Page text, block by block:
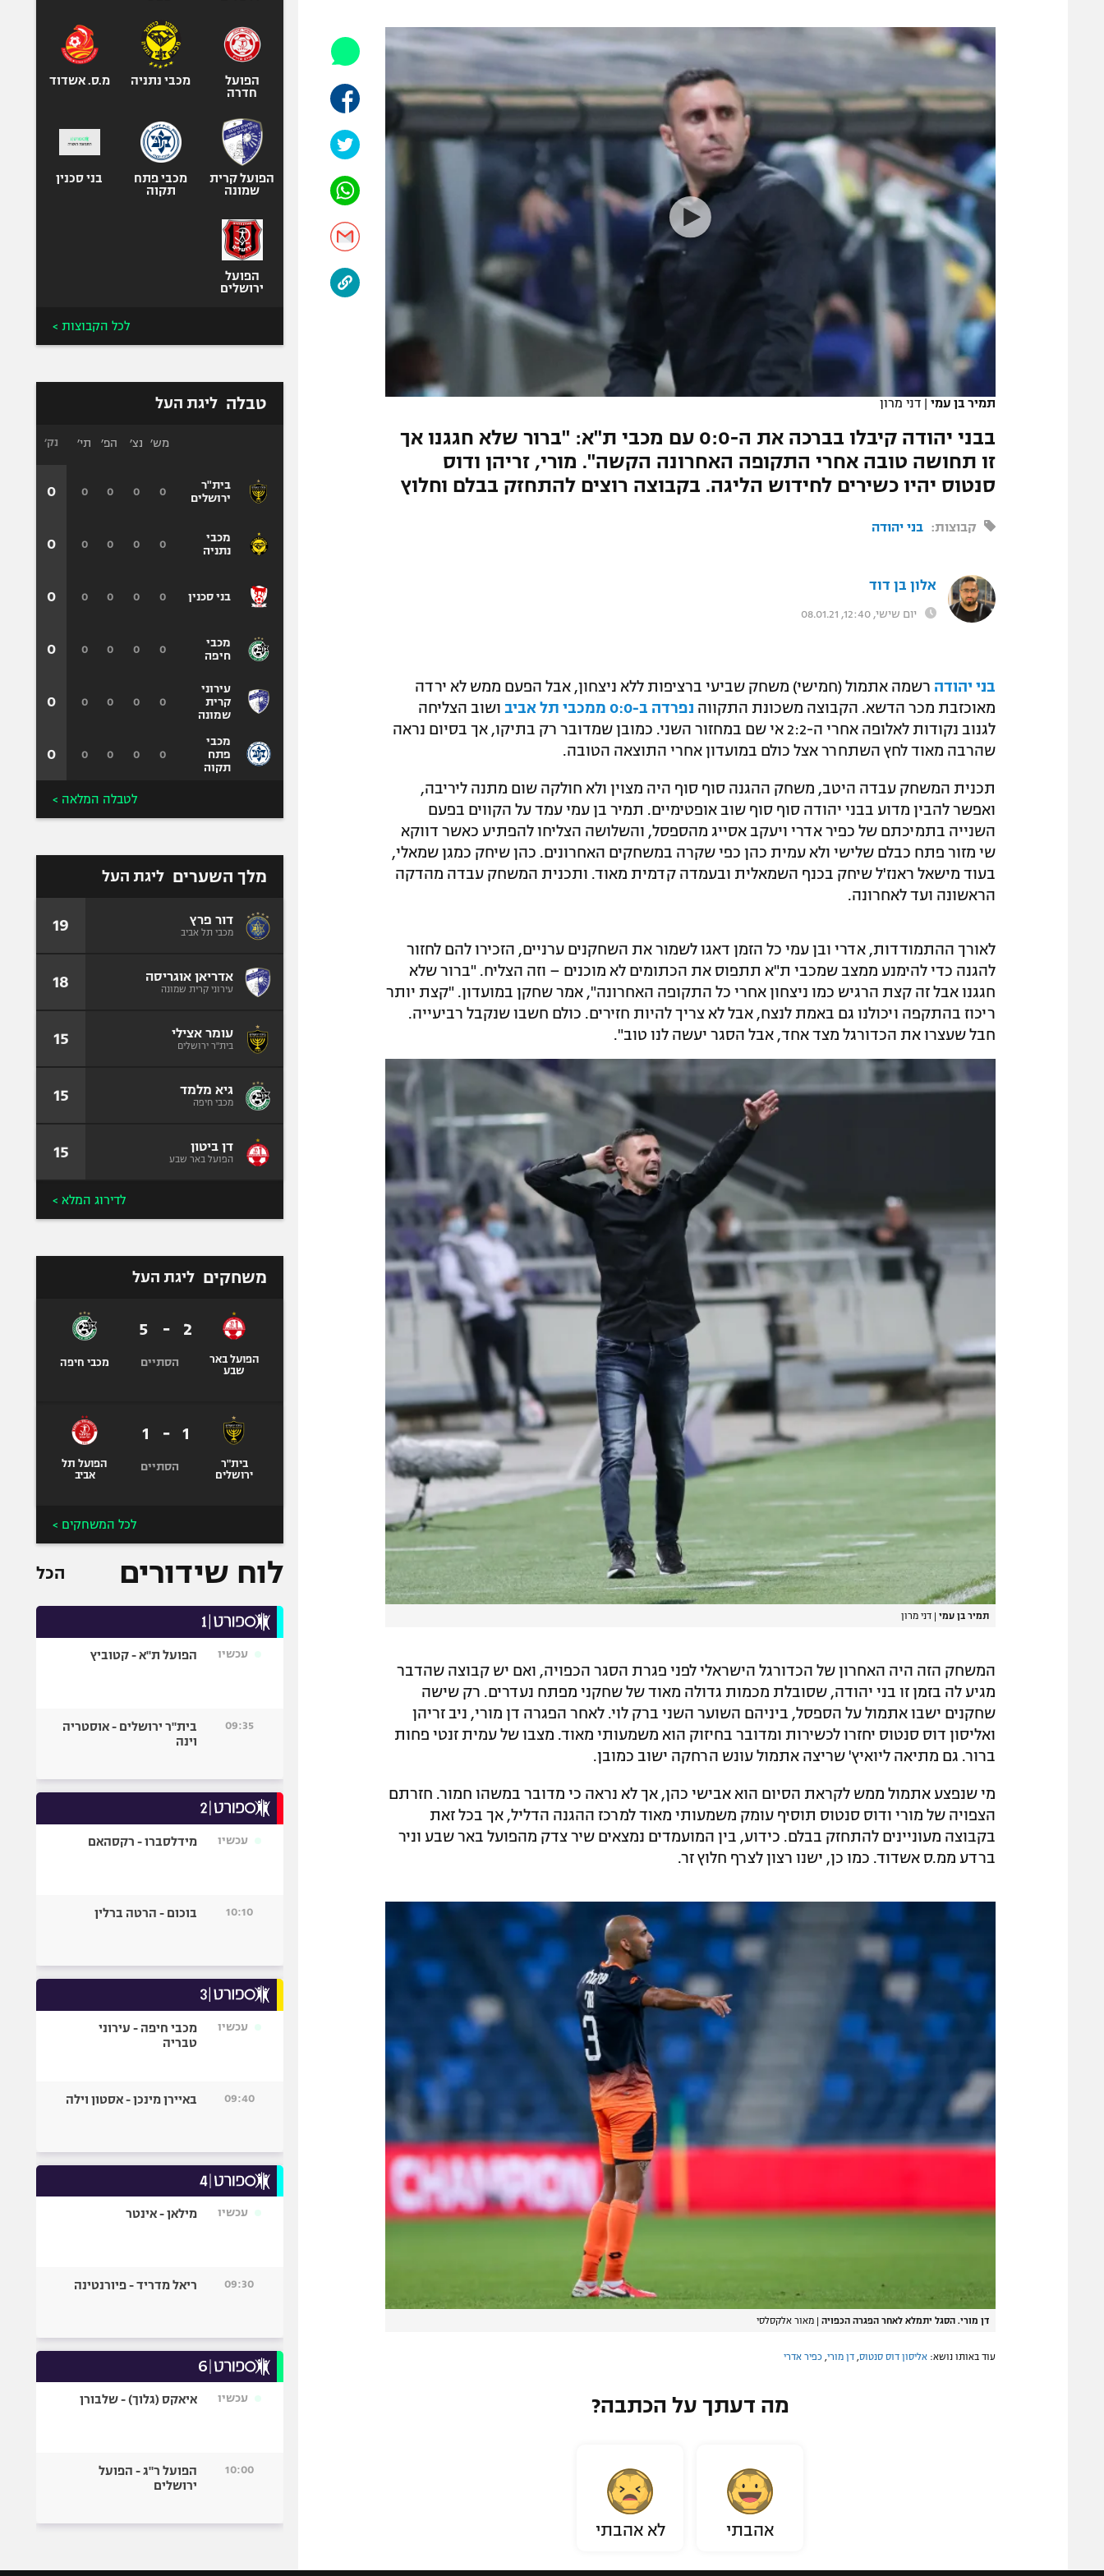
תקנון משתתפים וזוכים בפרסים
תקנון עבור פעילות אלקטרה
תקנון עבור פעילות ספורט 1 – "מרלן"
גיימינג E-Sports
תנאי שימוש
מדיניות פרטיות
תקנון פעילות ספורט 1
רשיון להקרנה פומבית לבית עסק
הצטרפות לחבילת הערוצים
לוח דרושים – ג'ובנט
הפועל תל אביב
הפועל באר שבע
מכבי נתניה
בני יהודה
ליגה סינית
ליגה ברזילאית
אופניים
ספורט מוטורי
כדורמים
בייסבול MLB
ספורט אתגרי
אומנויות לחימה
תמיר בן עמי | דני מרון
בבני יהודה קיבלו בברכה את ה-0:0 עם מכבי ת"א: "ברור שלא חגגנו אך
זו תחושה טובה אחרי התקופה האחרונה הקשה". מורי, זריהן ודוס
סנטוס יהיו כשירים לחידוש הליגה. בקבוצה רוצים להתחזק בבלם וחלוץ
קבוצות: בני יהודה
אלון בן דוד
יום שישי, 12:40, 08.01.21
בני יהודה רשמה אתמול (חמישי) משחק שביעי ברציפות ללא ניצחון, אבל הפעם ממש לא ירדה
מאוכזבת מכר הדשא. הקבוצה משכונת התקווה נפרדה ב-0:0 ממכבי תל אביב
ושוב הצליחה
לגנוב נקודות לאלופה אחרי ה-2:2 אי שם במחזור השני. כמובן שמדובר רק בתיקו, אך בסיום נראה
שהרבה מאוד לחץ השתחרר אצל כולם במועדון אחרי התוצאה הטובה.
תכנית המשחק עבדה היטב, משחק ההגנה סוף סוף היה מצוין ולא חולקה שום מתנה ליריבה,
ואפשר להבין מדוע בבני יהודה סוף סוף שוב אופטימיים. תמיר בן עמי עמד על הקווים בפעם
השנייה בתמיכתם של כפיר אדרי ויעקב אסייג מהספסל, והשלושה הצליחו להפתיע כאשר דווקא
שי מזור פתח כבלם שלישי ולא עמית כהן כפי שקרה במשחקים האחרונים. כהן שיחק כמגן שמאלי,
בעוד מישאל ראנז'ל שיחק בכנף השמאלית ובעמדה קדמית מאוד. ותכנית המשחק עבדה מהדקה
הראשונה ועד לאחרונה.
לאורך ההתמודדות, אדרי ובן עמי כל הזמן דאגו לשמור את השחקנים ערניים, הזכירו להם לחזור
להגנה כדי להימנע ממצב שמכבי ת"א תתפוס את הכתומים לא מוכנים – וזה הצליח. "ברור שלא
חגגנו אבל זה קצת הרגיש כמו ניצחון אחרי כל התקופה האחרונה", אמר שחקן במועדון. "קצת יותר
ריכוז בהתקפה ויכולנו גם באמת לנצח, אבל לא צריך להיות חזירים. כולם חשבו שנקבל רביעייה.
חבל שעצרו את הכדורגל מצד אחד, אבל הסגר יעשה לנו טוב".
תמיר בן עמי | דני מרון
המשחק הזה היה האחרון של הכדורגל הישראלי לפני פגרת הסגר הכפויה, ואם יש קבוצה שהדבר
מגיע לה בזמן זו בני יהודה, שסובלת מכמות גדולה מאוד של שחקני מפתח נעדרים. רק שישה
שחקנים ישבו אתמול על הספסל, ביניהם השוער השני ברק לוי. לאחר הפגרה דן מורי, ניב זריהן
ואליסון דוס סנטוס יחזרו לכשירות ומדובר בחיזוק הוא משמעותי מאוד. מצבו של עמית זנטי פחות
ברור. גם מתיאה ליואיץ' שריצה אתמול עונש הרחקה ישוב כמובן.
מי שנפצע אתמול ממש לקראת הסיום הוא אבישי כהן, אך לא נראה כי מדובר במשהו חמור. חזרתם
הצפויה של מורי ודוס סנטוס תוסיף עומק משמעותי מאוד למרכז ההגנה הדליל, אך בכל זאת
בקבוצה מעוניינים להתחזק בבלם. כידוע, בין המועמדים נמצאים שיר צדק מהפועל באר שבע וניר
ברדע ממ.ס אשדוד. כמו כן, ישנו רצון לצרף חלוץ זר.
דן מורי. הסגל יתמלא לאחר הפגרה הכפויה | מאור אלקסלסי
עוד באותו נושא: אליסון דוס סנטוס דן מורי כפיר אדרי
מה דעתך על הכתבה?
אהבתי לא אהבתי
הפועל
חדרה
מכבי נתניה מ.ס. אשדוד
הפועל קרית
שמונה
מכבי פתח
תקוה
בני סכנין
הפועל
ירושלים
לכל הקבוצות >
טבלה ליגת העל
בית"ר
ירושלים
מכבי
נתניה
בני סכנין
מכבי
חיפה
עירוני
קרית
שמונה
מכבי
פתח
תקוה
מש׳ נצ׳ הפ׳ תי׳
0
0
0
0
0
0
0
0
0
0
0
0
0
0
0
0
0
0
0
0
0
0
0
0
נק׳
0
0
0
0
0
0
לטבלה המלאה >
מלך השערים ליגת העל
דור פרץ
מכבי תל אביב 19
אדריאן אוגריסה
עירוני קרית שמונה 18
עומר אצילי
בית"ר ירושלים 15
גיא מלמד
מכבי חיפה 15
דן ביטון
הפועל באר שבע 15
לדירוג המלא >
משחקים ליגת העל
הפועל באר
שבע
2
-
5
הסתיים מכבי חיפה
בית"ר
ירושלים
1
-
1
הסתיים
הפועל תל
אביב
לכל המשחקים >
לוח שידורים הכל
עכשיו הפועל ת"א - קטוביץ
09:35
בית"ר ירושלים - אוסטריה
וינה
עכשיו מידלסברו - רקסהאם
10:10 בוכום - הרטה ברלין
עכשיו
מכבי חיפה - עירוני
טבריה
09:40 באיירן מינכן - אסטון וילה
עכשיו מילאן - אינטר
09:30 ריאל מדריד - פיורנטינה
עכשיו איאקס (גלוך) - שלבורן
10:00
הפועל ר"ג - הפועל
ירושלים